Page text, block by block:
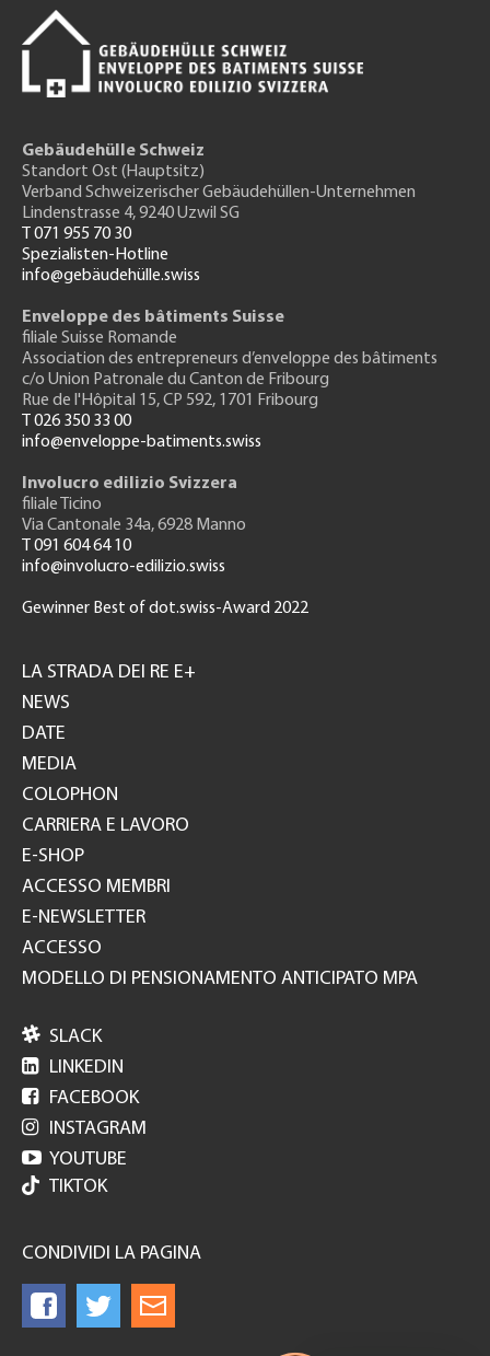
Gebäudehülle Schweiz
Standort Ost (Hauptsitz)
Verband Schweizerischer Gebäudehüllen-Unternehmen
Lindenstrasse 4, 9240 Uzwil SG
T 071 955 70 30
Spezialisten-Hotline
info@gebäudehülle.swiss
Enveloppe des bâtiments Suisse
filiale Suisse Romande
Association des entrepreneurs d’enveloppe des bâtiments
c/o Union Patronale du Canton de Fribourg
Rue de l'Hôpital 15, CP 592, 1701 Fribourg
T 026 350 33 00
info@enveloppe-batiments.swiss
Involucro edilizio Svizzera
filiale Ticino
Via Cantonale 34a, 6928 Manno
T 091 604 64 10
info@involucro-edilizio.swiss
Gewinner Best of dot.swiss-Award 2022
GH
LA STRADA DEI RE E+
NEWS
DATE
MEDIA
COLOPHON
CARRIERA E LAVORO
E-SHOP
ACCESSO MEMBRI
E-NEWSLETTER
ACCESSO
MODELLO DI PENSIONAMENTO ANTICIPATO MPA
 SLACK
 LINKEDIN
 FACEBOOK
 INSTAGRAM
 YOUTUBE
TIKTOK
CONDIVIDI LA PAGINA